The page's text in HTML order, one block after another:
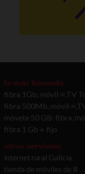
lo más buscado
fibra 1Gb, móvil ∞,TV
fibra 500Mb, móvil
móvete 50 GB: fibra,
fibra 1 Gb + fijo
otros servicios
internet rural Galicia
tienda de móviles de R